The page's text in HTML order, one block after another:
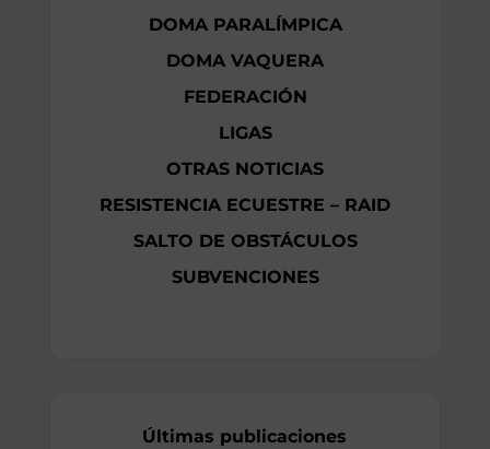
DOMA PARALÍMPICA
DOMA VAQUERA
FEDERACIÓN
LIGAS
OTRAS NOTICIAS
RESISTENCIA ECUESTRE – RAID
SALTO DE OBSTÁCULOS
SUBVENCIONES
Últimas publicaciones